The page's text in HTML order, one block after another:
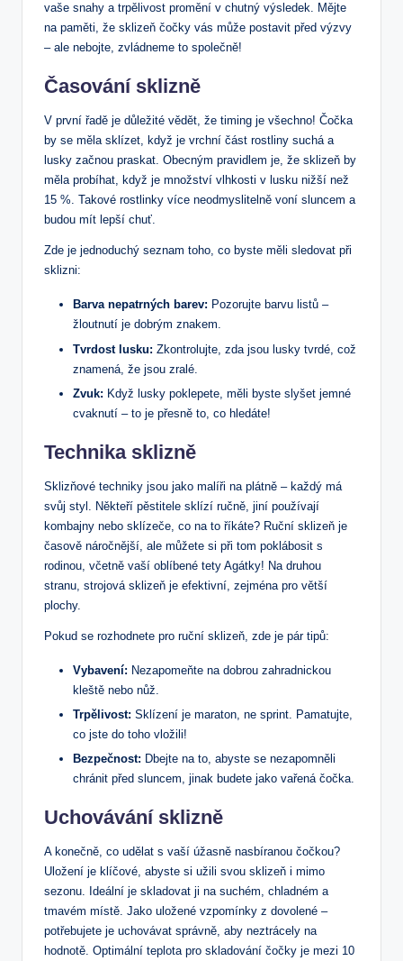
vaše snahy a trpělivost promění v chutný výsledek. Mějte
na paměti, že sklizeň čočky vás může postavit před výzvy
– ale nebojte, zvládneme to společně!
Časování sklizně
V první řadě je důležité vědět, že timing je všechno! Čočka
by se měla sklízet, když je vrchní část rostliny suchá a
lusky začnou praskat. Obecným pravidlem je, že sklizeň by
měla probíhat, když je množství vlhkosti v lusku nižší než
15 %. Takové rostlinky více neodmyslitelně voní sluncem a
budou mít lepší chuť.
Zde je jednoduchý seznam toho, co byste měli sledovat při
sklizni:
Barva nepatrných barev: Pozorujte barvu listů –
žloutnutí je dobrým znakem.
Tvrdost lusku: Zkontrolujte, zda jsou lusky tvrdé, což
znamená, že jsou zralé.
Zvuk: Když lusky poklepete, měli byste slyšet jemné
cvaknutí – to je přesně to, co hledáte!
Technika sklizně
Sklizňové techniky jsou jako malíři na plátně – každý má
svůj styl. Někteří pěstitele sklízí ručně, jiní používají
kombajny nebo sklízeče, co na to říkáte? Ruční sklizeň je
časově náročnější, ale můžete si při tom poklábosit s
rodinou, včetně vaší oblíbené tety Agátky! Na druhou
stranu, strojová sklizeň je efektivní, zejména pro větší
plochy.
Pokud se rozhodnete pro ruční sklizeň, zde je pár tipů:
Vybavení: Nezapomeňte na dobrou zahradnickou
kleště nebo nůž.
Trpělivost: Sklízení je maraton, ne sprint. Pamatujte,
co jste do toho vložili!
Bezpečnost: Dbejte na to, abyste se nezapomněli
chránit před sluncem, jinak budete jako vařená čočka.
Uchovávání sklizně
A konečně, co udělat s vaší úžasně nasbíranou čočkou?
Uložení je klíčové, abyste si užili svou sklizeň i mimo
sezonu. Ideální je skladovat ji na suchém, chladném a
tmavém místě. Jako uložené vzpomínky z dovolené –
potřebujete je uchovávat správně, aby neztrácely na
hodnotě. Optimální teplota pro skladování čočky je mezi 10